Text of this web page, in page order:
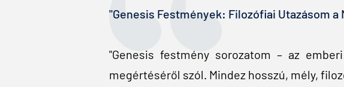
"Genesis Festmények: Filozófiai Utazásom a
"Genesis festmény sorozatom – az
megértéséről szól. Mindez hosszú, mély,